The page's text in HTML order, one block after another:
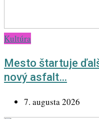
Kultúra
Mesto štartuje
nový asfalt…
7. augusta 2026